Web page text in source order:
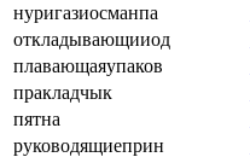
нуригазиосманпа
откладывающииод
плавающаяупаков
пракладчык
пятна
руководящиеприн